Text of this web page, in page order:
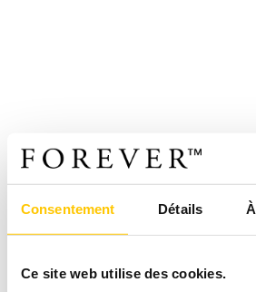
Consentement Détails
Ce site web utilise des cookies.